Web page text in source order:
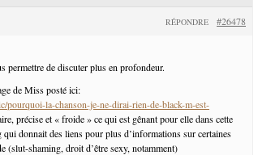
#26478
RÉPONDRE
permettre de discuter plus en profondeur.
de Miss posté ici:
la-chanson-je-ne-dirai-rien-de-black-m-est-
précise et « froide » ce qui est gênant pour elle dans cette
donnait des liens pour plus d’informations sur certaines
(slut-shaming, droit d’être sexy, notamment)